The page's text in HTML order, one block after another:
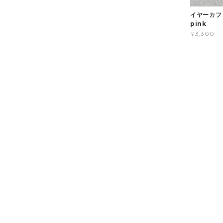
イヤー
pink
¥3,300